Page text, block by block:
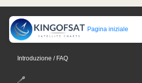
Pagina iniziale
Introduzione / FAQ